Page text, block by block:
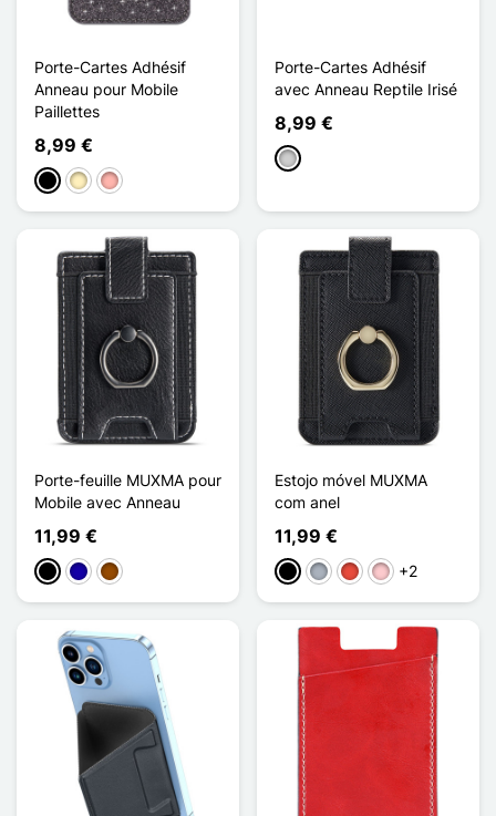
Porte-Cartes Adhésif
Anneau pour Mobile
Paillettes
8,99 €
PretoOuroOuro rosa
Porte-Cartes Adhésif
avec Anneau Reptile Irisé
8,99 €
Prata
Porte-feuille MUXMA pour
Mobile avec Anneau
11,99 €
PretoAzul Escuro
Castanho
Estojo móvel MUXMA
com anel
11,99 €
PretoCinzentoVermelho
Rosa+2